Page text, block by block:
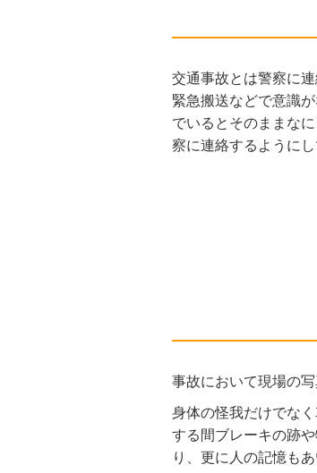
交通事故とは警察に
緊急搬送などで意識
でいるとそのままな
察に連絡するように
事故において現場の
身体の怪我だけでな
する間ブレーキの跡
り、更に人の記憶も